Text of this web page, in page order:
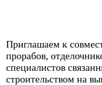
Приглашаем к
прорабов,
специалистов
строительством на